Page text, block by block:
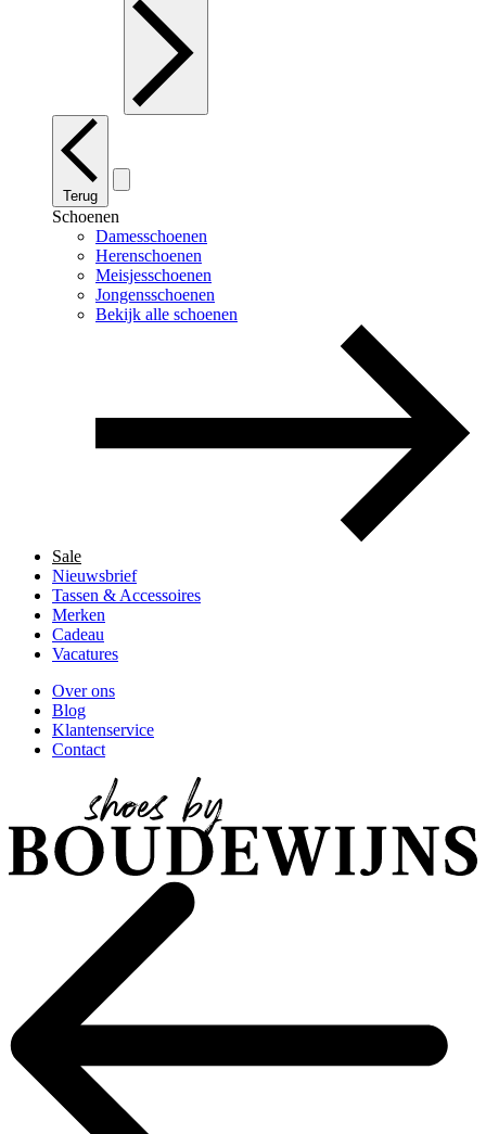
Terug
Schoenen
Damesschoenen
Herenschoenen
Meisjesschoenen
Jongensschoenen
Bekijk alle schoenen
Sale
Nieuwsbrief
Tassen & Accessoires
Merken
Cadeau
Vacatures
Over ons
Blog
Klantenservice
Contact